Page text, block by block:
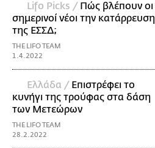
Lifo Picks / Πώς βλέπουν οι
σημερινοί νέοι την κατάρρευση
της ΕΣΣΔ;
THE LIFO TEAM
1.4.2022
Ελλάδα / Επιστρέφει το
κυνήγι της τρούφας στα δάση
των Μετεώρων
THE LIFO TEAM
28.2.2022